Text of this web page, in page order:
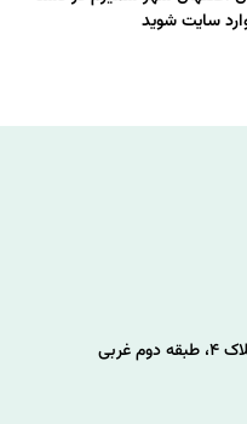
سایت شوید